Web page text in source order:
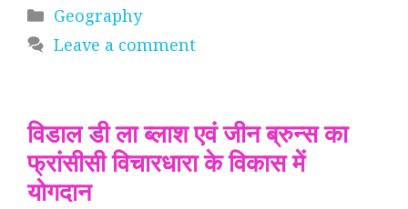
Categories
Geography
Leave a comment
विडाल डी ला ब्लाश एवं जीन ब्रुन्स का
फ्रांसीसी विचारधारा के विकास में
योगदान